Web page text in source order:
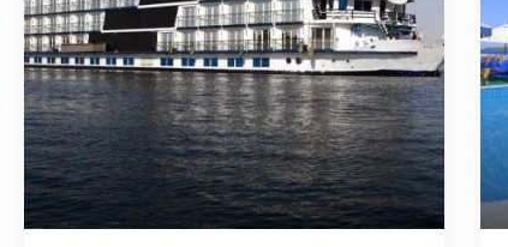
de ensueño por Egipto con todo incluido.